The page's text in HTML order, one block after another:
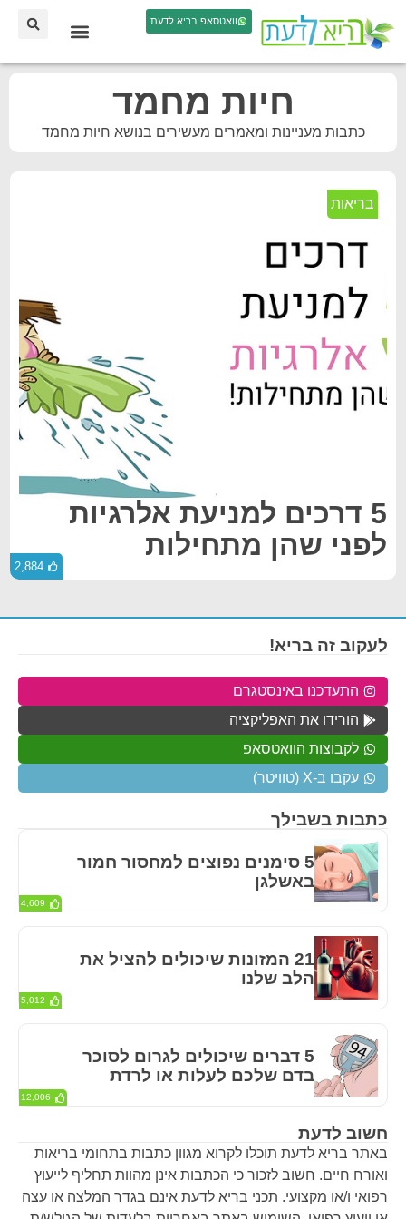
וואטסאפ בריא לדעת
חיות מחמד
כתבות מעניינות ומאמרים מעשירים בנושא חיות מחמד
בריאות
5 דרכים למניעת אלרגיות
לפני שהן מתחילות
2,884
חשוב לדעת
באתר בריא לדעת תוכלו לקרוא מגוון כתבות בתחומי בריאות
ואורח חיים. חשוב לזכור כי הכתבות אינן מהוות תחליף לייעוץ
רפואי ו/או מקצועי. תכני בריא לדעת אינם בגדר המלצה או עצה
כתבות בשבילך
5 סימנים נפוצים למחסור חמור
באשלגן
4,609
21 המזונות שיכולים להציל את
הלב שלנו
5,012
5 דברים שיכולים לגרום לסוכר
בדם שלכם לעלות או לרדת
12,006
לעקוב זה בריא!
התעדכנו באינסטגרם
הורידו את האפליקציה
לקבוצות הוואטסאפ
עקבו ב-X (טוויטר)